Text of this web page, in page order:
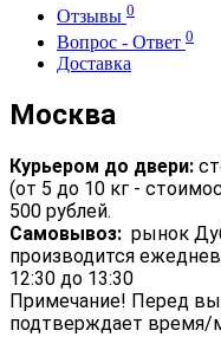
Отзывы 0
Вопрос - Ответ 0
Доставка
Москва
Курьером до двери:
(от 5 до 10 кг -
500 рублей.
Самовывоз: рынок
производится
12:30 до 13:30
Примечание! Перед
подтверждает время/